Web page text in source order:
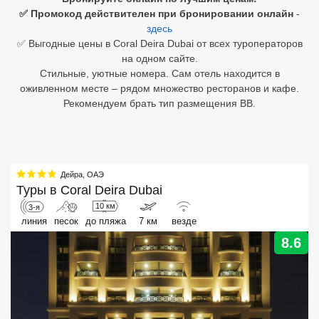
✅ Промокод действителен при бронировании онлайн -
здесь
✅ Выгодные цены в Coral Deira Dubai от всех туроператоров
на одном сайте.
Стильные, уютные номера. Сам отель находится в
оживленном месте – рядом множество ресторанов и кафе.
Рекомендуем брать тип размещения ВВ.
Дейра ОАЭ
Туры в Coral Deira Dubai
3-я
линия песок
10 км
до пляжа 7 км везде
8.6
Хайнань
Северный Гоа
Южный Гоа
Занзибар
Большой Сочи